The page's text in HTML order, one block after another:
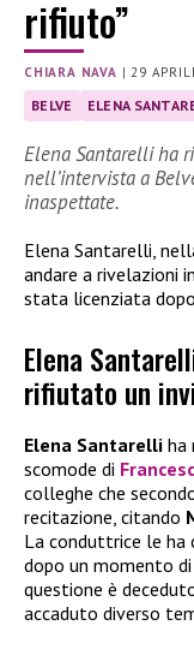
rifiuto”
CHIARA NAVA |29
BELVE ELENA
Elena Santarelli ha
nell’intervista a
inaspettate.
Elena Santarelli,
andare a rivelazioni
stata licenziata
Elena
rifiutato un
Elena Santarelli ha
scomode di
colleghe che
recitazione, citando
La conduttrice le ha
dopo un momento
questione è
accaduto diverso